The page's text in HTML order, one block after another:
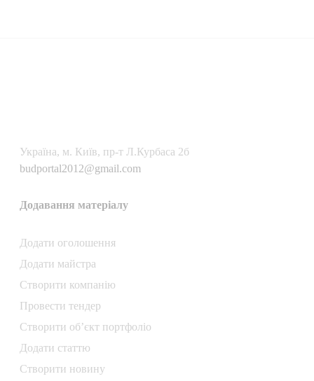
Українa, м. Київ, пр-т Л.Курбаса 2б
budportal2012@gmail.com
Додавання матеріалу
Додати oголошення
Додати майстра
Створити компанiю
Провести тендер
Створити об’єкт портфоліо
Додати статтю
Створити новину